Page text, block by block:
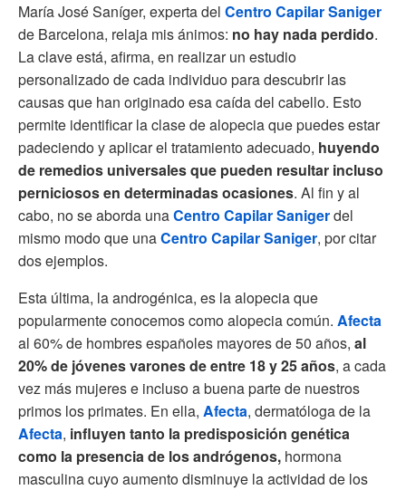
María José Saníger, experta del Centro Capilar Saniger
de Barcelona, relaja mis ánimos: no hay nada perdido.
La clave está, afirma, en realizar un estudio
personalizado de cada individuo para descubrir las
causas que han originado esa caída del cabello. Esto
permite identificar la clase de alopecia que puedes estar
padeciendo y aplicar el tratamiento adecuado, huyendo
de remedios universales que pueden resultar incluso
perniciosos en determinadas ocasiones. Al fin y al
cabo, no se aborda unaCentro Capilar Sanigerdel
mismo modo que unaCentro Capilar Saniger, por citar
dos ejemplos.
Esta última, la androgénica, es la alopecia que
popularmente conocemos como alopecia común. Afecta
al 60% de hombres españoles mayores de 50 años, al
20% de jóvenes varones de entre 18 y 25 años, a cada
vez más mujeres e incluso a buena parte de nuestros
primos los primates. En ella, Afecta, dermatóloga de la
Afecta, influyen tanto la predisposición genética
como la presencia de los andrógenos, hormona
masculina cuyo aumento disminuye la actividad de los